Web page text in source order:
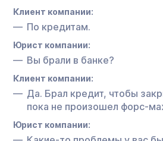
Клиент компании:
По кредитам.
Юрист компании:
Вы брали в банке?
Клиент компании:
Да. Брал кредит, чтобы
пока не произошел форс-
Юрист компании: